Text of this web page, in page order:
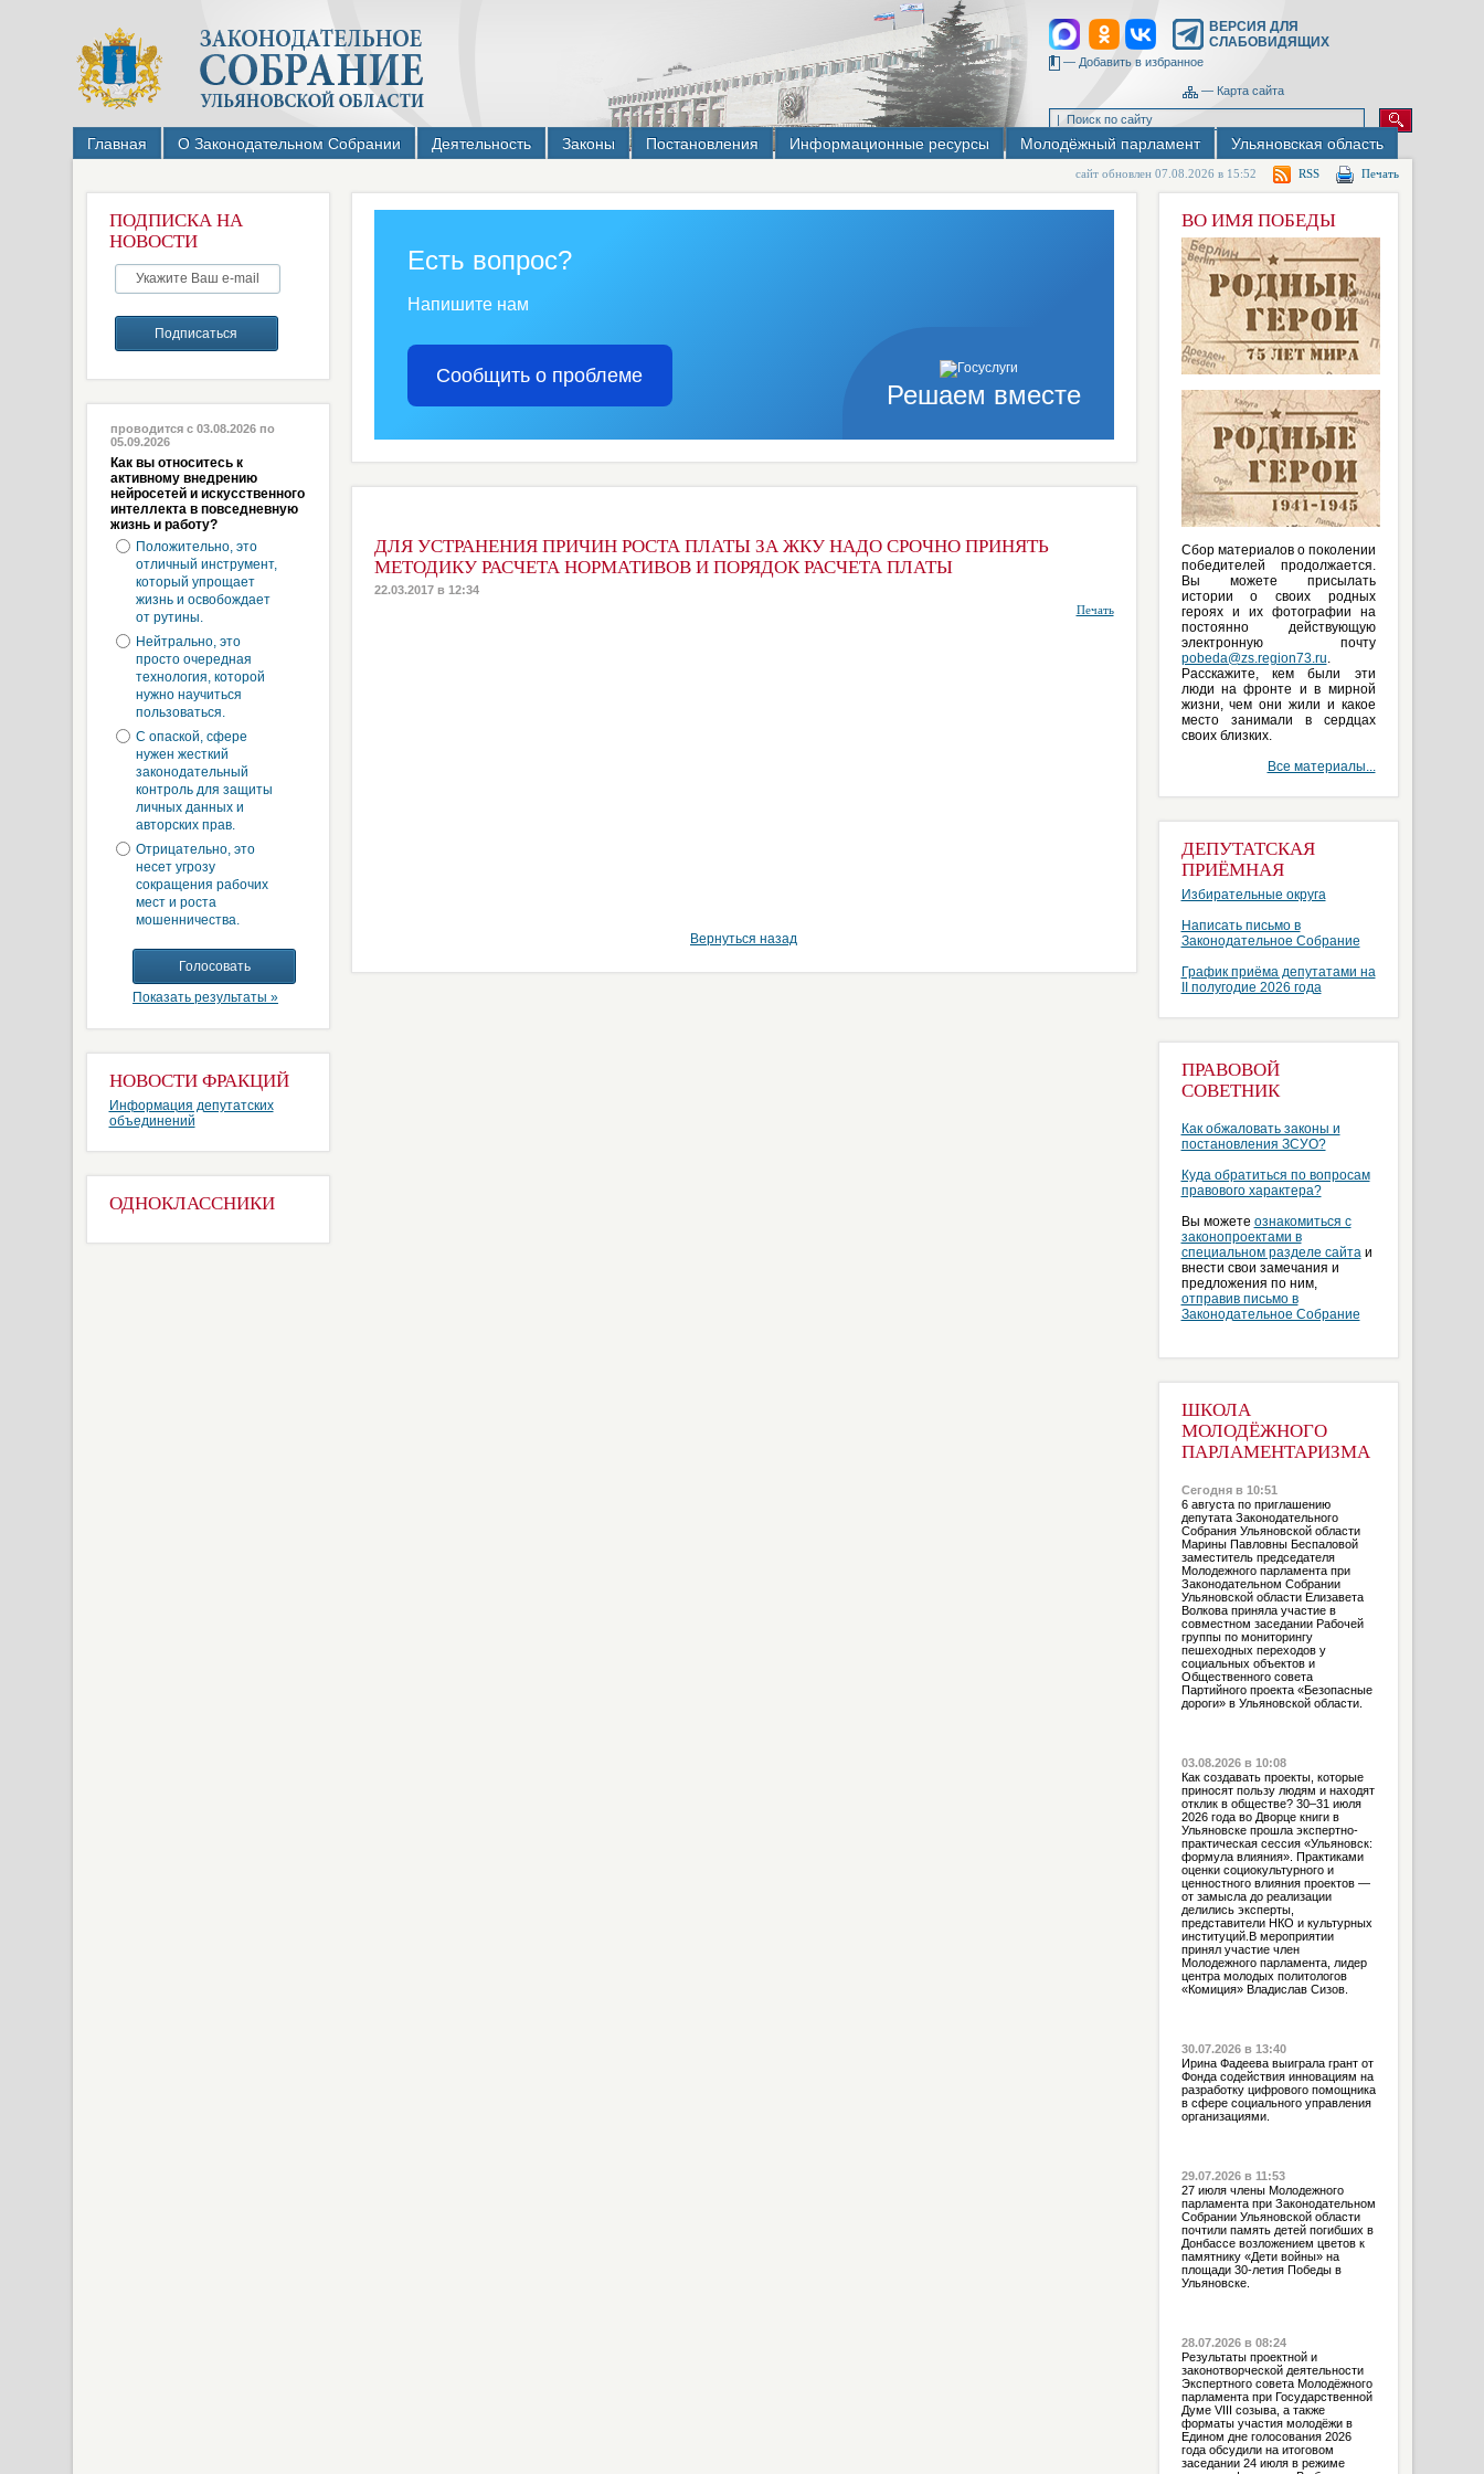
ВЕРСИЯ ДЛЯ
СЛАБОВИДЯЩИХ
— Добавить в избранное
— Карта сайта
Главная О Законодательном Собрании Деятельность Законы Постановления Информационные ресурсы Молодёжный парламент Ульяновская область
сайт обновлен 07.08.2026 в 15:52 RSS Печать
ПОДПИСКА НА
НОВОСТИ
проводится с 03.08.2026 по
05.09.2026
Как вы относитесь к
активному внедрению
нейросетей и искусственного
интеллекта в повседневную
жизнь и работу?
Положительно, это
отличный инструмент,
который упрощает
жизнь и освобождает
от рутины.
Нейтрально, это
просто очередная
технология, которой
нужно научиться
пользоваться.
С опаской, сфере
нужен жесткий
законодательный
контроль для защиты
личных данных и
авторских прав.
Отрицательно, это
несет угрозу
сокращения рабочих
мест и роста
мошенничества.
Показать результаты »
НОВОСТИ ФРАКЦИЙ
Информация депутатских
объединений
ОДНОКЛАССНИКИ
Решаем вместе
Есть вопрос?
Напишите нам
Сообщить о проблеме
ДЛЯ УСТРАНЕНИЯ ПРИЧИН РОСТА ПЛАТЫ ЗА ЖКУ НАДО СРОЧНО ПРИНЯТЬ
МЕТОДИКУ РАСЧЕТА НОРМАТИВОВ И ПОРЯДОК РАСЧЕТА ПЛАТЫ
22.03.2017 в 12:34
Печать
Вернуться назад
ВО ИМЯ ПОБЕДЫ
Сбор материалов о поколении
победителей продолжается.
Вы можете присылать
истории о своих родных
героях и их фотографии на
постоянно действующую
электронную почту
pobeda@zs.region73.ru.
Расскажите, кем были эти
люди на фронте и в мирной
жизни, чем они жили и какое
место занимали в сердцах
своих близких.
Все материалы...
ДЕПУТАТСКАЯ
ПРИЁМНАЯ
Избирательные округа
Написать письмо в
Законодательное Собрание
График приёма депутатами на
II полугодие 2026 года
ПРАВОВОЙ
СОВЕТНИК
Как обжаловать законы и
постановления ЗСУО?
Куда обратиться по вопросам
правового характера?
Вы можете ознакомиться с
законопроектами в
специальном разделе сайтаи
внести свои замечания и
предложения по ним,
отправив письмо в
Законодательное Собрание
ШКОЛА
МОЛОДЁЖНОГО
ПАРЛАМЕНТАРИЗМА
Сегодня в 10:51
6 августа по приглашению
депутата Законодательного
Собрания Ульяновской области
Марины Павловны Беспаловой
заместитель председателя
Молодежного парламента при
Законодательном Собрании
Ульяновской области Елизавета
Волкова приняла участие в
совместном заседании Рабочей
группы по мониторингу
пешеходных переходов у
социальных объектов и
Общественного совета
Партийного проекта «Безопасные
дороги» в Ульяновской области.
03.08.2026 в 10:08
Как создавать проекты, которые
приносят пользу людям и находят
отклик в обществе? 30–31 июля
2026 года во Дворце книги в
Ульяновске прошла экспертно-
практическая сессия «Ульяновск:
формула влияния». Практиками
оценки социокультурного и
ценностного влияния проектов —
от замысла до реализации
делились эксперты,
представители НКО и культурных
институций.В мероприятии
принял участие член
Молодежного парламента, лидер
центра молодых политологов
«Комиция» Владислав Сизов.
30.07.2026 в 13:40
Ирина Фадеева выиграла грант от
Фонда содействия инновациям на
разработку цифрового помощника
в сфере социального управления
организациями.
29.07.2026 в 11:53
27 июля члены Молодежного
парламента при Законодательном
Собрании Ульяновской области
почтили память детей погибших в
Донбассе возложением цветов к
памятнику «Дети войны» на
площади 30-летия Победы в
Ульяновске.
28.07.2026 в 08:24
Результаты проектной и
законотворческой деятельности
Экспертного совета Молодёжного
парламента при Государственной
Думе VIII созыва, а также
форматы участия молодёжи в
Едином дне голосования 2026
года обсудили на итоговом
заседании 24 июля в режиме